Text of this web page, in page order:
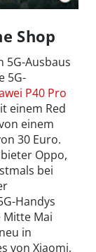
Shop
5G-Ausbaus
5G-
P40 Pro
einem Red
einem
30 Euro.
Oppo,
bei
Handys
Mitte Mai
in
von Xiaomi,